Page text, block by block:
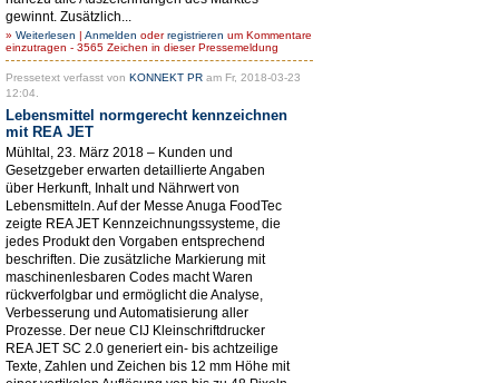
gewinnt. Zusätzlich...
» Weiterlesen | Anmelden oderregistrieren um Kommentare
einzutragen - 3565 Zeichen in dieser Pressemeldung
Pressetext verfasst von KONNEKT PR am Fr, 2018-03-23
12:04.
Lebensmittel normgerecht kennzeichnen
mit REA JET
Mühltal, 23. März 2018 – Kunden und
Gesetzgeber erwarten detaillierte Angaben
über Herkunft, Inhalt und Nährwert von
Lebensmitteln. Auf der Messe Anuga FoodTec
zeigte REA JET Kennzeichnungssysteme, die
jedes Produkt den Vorgaben entsprechend
beschriften. Die zusätzliche Markierung mit
maschinenlesbaren Codes macht Waren
rückverfolgbar und ermöglicht die Analyse,
Verbesserung und Automatisierung aller
Prozesse. Der neue CIJ Kleinschriftdrucker
REA JET SC 2.0 generiert ein- bis achtzeilige
Texte, Zahlen und Zeichen bis 12 mm Höhe mit